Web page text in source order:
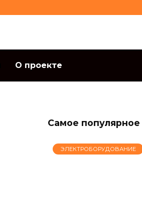
О проекте
Самое популярное
ЭЛЕКТРОБОРУДОВАНИЕ